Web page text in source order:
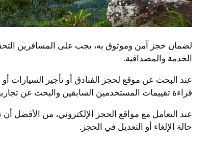
لضمان حجز آمن وموثوق به، يجب على المسافرين
الخدمة والمصداقية.
عند البحث عن موقع لحجز الفنادق أو تأجير السيارات
قراءة تقييمات المستخدمين السابقين والبحث عن
عند التعامل مع مواقع الحجز الإلكتروني، من الأفضل
حالة الإلغاء أو التعديل في الحجز.